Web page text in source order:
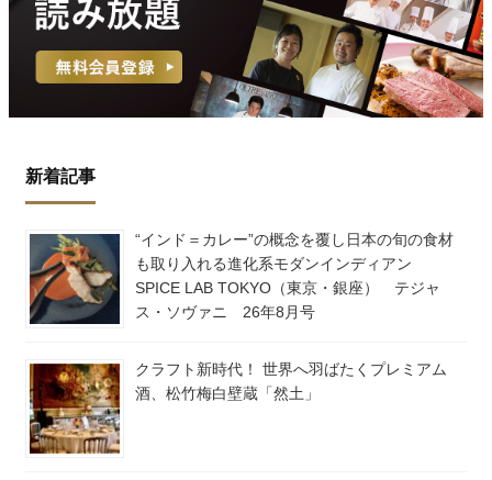
新着記事
“インド＝カレー”の概念を覆し日本の旬の食材
も取り入れる進化系モダンインディアン
SPICE LAB TOKYO（東京・銀座） テジャ
ス・ソヴァニ 26年8月号
クラフト新時代！ 世界へ羽ばたくプレミアム
酒、松竹梅白壁蔵「然土」